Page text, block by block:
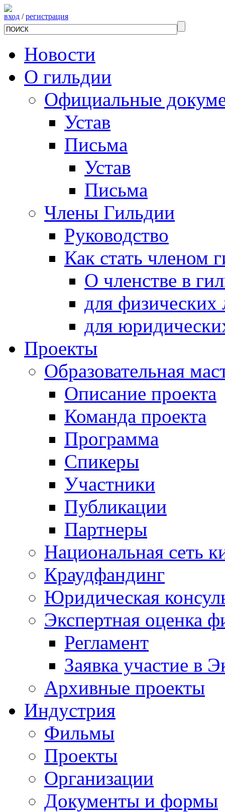
вход /регистрация
Новости
О гильдии
Официальные
Устав
Письма
Устав
Письма
Члены Гильдии
Руководство
Как стать членом
О членстве в
для физических
для
Проекты
Образовательная
Описание проекта
Команда проекта
Программа
Спикеры
Участники
Публикации
Партнеры
Национальная сеть
Краудфандинг
Юридическая
Экспертная оценка
Регламент
Заявка участие в
Архивные проекты
Индустрия
Фильмы
Проекты
Организации
Документы и формы